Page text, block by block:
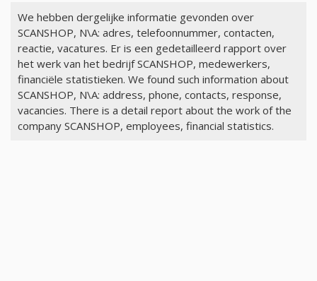
We hebben dergelijke informatie gevonden over
SCANSHOP, N\A: adres, telefoonnummer, contacten,
reactie, vacatures. Er is een gedetailleerd rapport over
het werk van het bedrijf SCANSHOP, medewerkers,
financiële statistieken. We found such information about
SCANSHOP, N\A: address, phone, contacts, response,
vacancies. There is a detail report about the work of the
company SCANSHOP, employees, financial statistics.